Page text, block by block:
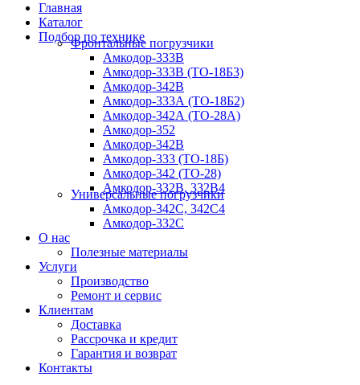
Главная
Каталог
Подбор по технике
Фронтальные погрузчики
Амкодор-333В
Амкодор-333В (ТО-18Б3)
Амкодор-342В
Амкодор-333А (ТО-18Б2)
Амкодор-342А (ТО-28А)
Амкодор-352
Амкодор-342В
Амкодор-333 (ТО-18Б)
Амкодор-342 (ТО-28)
Амкодор-332B, 332B4
Универсальные погрузчики
Амкодор-342С, 342С4
Амкодор-332С
О нас
Полезные материалы
Услуги
Производство
Ремонт и сервис
Клиентам
Доставка
Рассрочка и кредит
Гарантия и возврат
Контакты